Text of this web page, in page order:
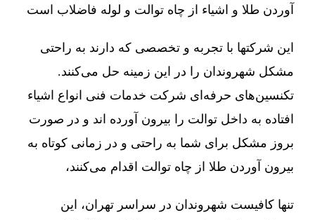
آوردن طلا و اشیاء از چاه توالت و لوله فاضلاب است
این شرکتها با تجربه و تخصصی که دارند به راحتی
مشکل شهروندان را در این زمینه حل می‌کنند.
تکنسین‌های حرفه‌ای شرکت خدمات فنی انواع اشیاء
افتاده به داخل توالت را بیرون آورده اند و در صورت
بروز مشکل برای شما به راحتی و در زمانی کوتاه به
بیرون آوردن طلا از چاه توالت اقدام می‌کنند،
تنها کافیست شهروندان در سراسر تهران، این